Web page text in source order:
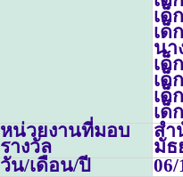
เด็
เด็
นา
เด็
เด็
เด็
เด็
หน่วยงานที่มอบ
รางวัล
สำ
มัธ
วัน/เดือน/ปี
06/